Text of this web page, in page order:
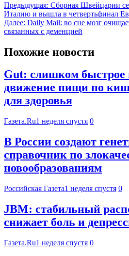
Предыдущая: Сборная Швейцарии
Италию и вышла в четвертьфинал
Далее: Daily Mail: во сне мозг
связанных с деменцией
Похожие новости
Gut: слишком быстрое
движение пищи по
для здоровья
Газета.Ru1 неделя спустя 0
В России создают
справочник по
новообразованиям
Российская Газета1 неделя спустя 0
JBM: стабильный
снижает боль и
Газета.Ru1 неделя спустя 0